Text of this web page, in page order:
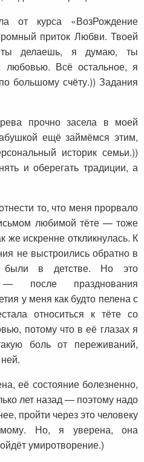
от курса «ВозРождение
приток Любви. Твоей
делаешь, я думаю, ты
любовью. Всё остальное, я
большому счёту.)) Задания
прочно засела в моей
ещё займёмся этим,
историк семьи.))
и оберегать традиции, а
то, что меня прорвало
любимой тёте — тоже
искренне откликнулась. К
не выстроились обратно в
были в детстве. Но это
после празднования
у меня как будто пелена с
относиться к тёте со
потому что в её глазах я
боль от переживаний,
её состояние болезненно,
лет назад — поэтому надо
пройти через это человеку
Но, я уверена, она
умиротворение.)